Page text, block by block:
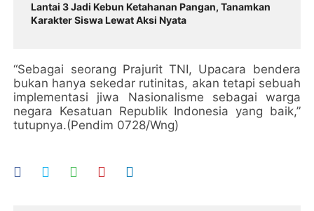
Lantai 3 Jadi Kebun Ketahanan Pangan, Tanamkan
Karakter Siswa Lewat Aksi Nyata
“Sebagai seorang Prajurit TNI, Upacara bendera
bukan hanya sekedar rutinitas, akan tetapi sebuah
implementasi jiwa Nasionalisme sebagai warga
negara Kesatuan Republik Indonesia yang baik,”
tutupnya.(Pendim 0728/Wng)